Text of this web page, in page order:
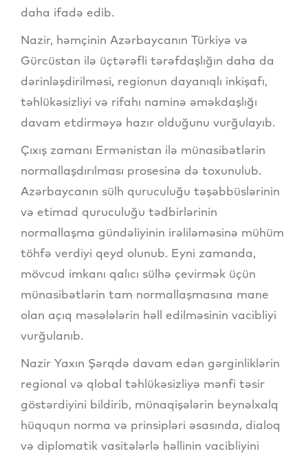
daha ifadə edib.
Nazir, həmçinin Azərbaycanın Türkiyə və
Gürcüstan ilə üçtərəfli tərəfdaşlığın daha da
dərinləşdirilməsi, regionun dayanıqlı inkişafı,
təhlükəsizliyi və rifahı naminə əməkdaşlığı
davam etdirməyə hazır olduğunu vurğulayıb.
Çıxış zamanı Ermənistan ilə münasibətlərin
normallaşdırılması prosesinə də toxunulub.
Azərbaycanın sülh quruculuğu təşəbbüslərinin
və etimad quruculuğu tədbirlərinin
normallaşma gündəliyinin irəliləməsinə mühüm
töhfə verdiyi qeyd olunub. Eyni zamanda,
mövcud imkanı qalıcı sülhə çevirmək üçün
münasibətlərin tam normallaşmasına mane
olan açıq məsələlərin həll edilməsinin vacibliyi
vurğulanıb.
Nazir Yaxın Şərqdə davam edən gərginliklərin
regional və qlobal təhlükəsizliyə mənfi təsir
göstərdiyini bildirib, münaqişələrin beynəlxalq
hüququn norma və prinsipləri əsasında, dialoq
və diplomatik vasitələrlə həllinin vacibliyini